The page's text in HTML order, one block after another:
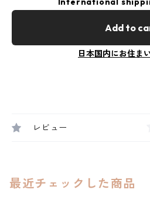
Add to
日本国内にお住ま
レビュー
最近チェックした商品